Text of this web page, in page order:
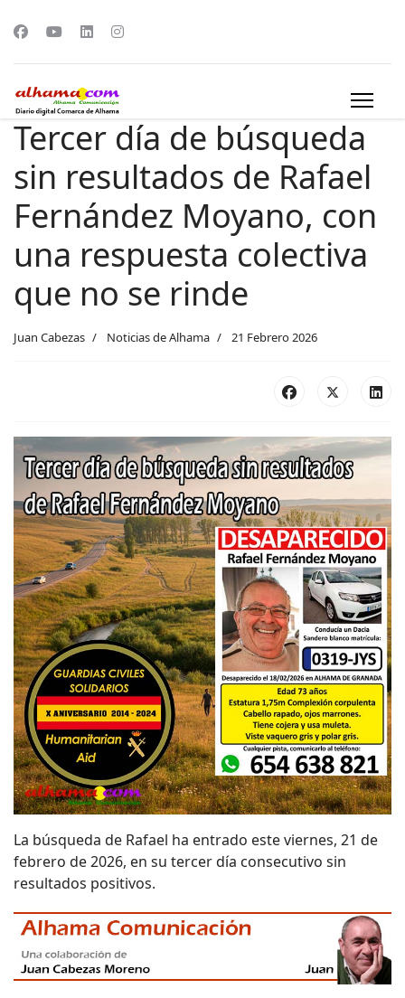
Tercer día de búsqueda
sin resultados de Rafael
Fernández Moyano, con
una respuesta colectiva
que no se rinde
Juan Cabezas Noticias de Alhama 21 Febrero 2026
La búsqueda de Rafael ha entrado este viernes, 21 de
febrero de 2026, en su tercer día consecutivo sin
resultados positivos.